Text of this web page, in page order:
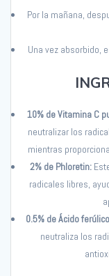
Por la mañana,
Una vez absorbido,
10% de Vitamina C
neutralizar los
mientras
2% de Phloretin:
radicales libres,
0.5% de Ácido
neutraliza los